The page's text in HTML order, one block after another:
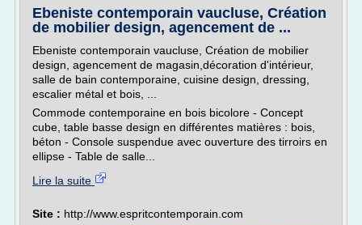
Ebeniste contemporain vaucluse, Création
de mobilier design, agencement de ...
Ebeniste contemporain vaucluse, Création de mobilier
design, agencement de magasin,décoration d'intérieur,
salle de bain contemporaine, cuisine design, dressing,
escalier métal et bois, ...
Commode contemporaine en bois bicolore - Concept
cube, table basse design en différentes matières : bois,
béton - Console suspendue avec ouverture des tirroirs en
ellipse - Table de salle...
Lire la suite
Site : http://www.espritcontemporain.com